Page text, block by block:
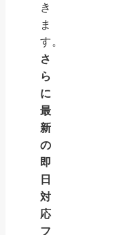
き
ま
す。
さ
ら
に
最
新
の
即
日
対
応
フ